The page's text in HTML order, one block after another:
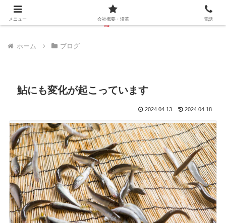
ホーム ブログ
鮎にも変化が起こっています
2024.04.13 2024.04.18
メニュー 会社概要・沿革 電話